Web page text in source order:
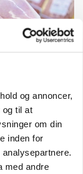
og annoncer,
til at
om din
inden for
med andre
Polsk kylling